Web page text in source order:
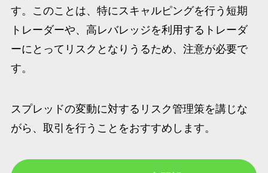
す。このことは、特にスキャルピングを行う短期
トレーダーや、高レバレッジを利用するトレーダ
ーにとってリスクとなりうるため、注意が必要で
す。
スプレッドの変動に対するリスク管理策を講じな
がら、取引を行うことをおすすめします。